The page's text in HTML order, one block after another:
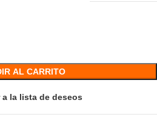
AL CARRITO
a la lista de deseos